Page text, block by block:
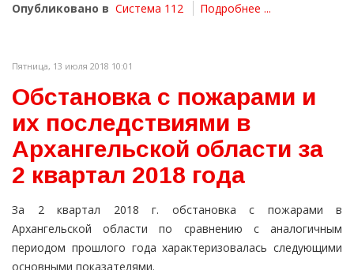
Опубликовано в Система 112 Подробнее ...
Пятница, 13 июля 2018 10:01
Обстановка с пожарами и
их последствиями в
Архангельской области за
2 квартал 2018 года
За 2 квартал 2018 г. обстановка с пожарами в
Архангельской области по сравнению с аналогичным
периодом прошлого года характеризовалась следующими
основными показателями.